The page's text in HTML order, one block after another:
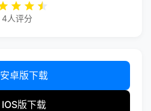
4人评分
安卓版下载
IOS版下载